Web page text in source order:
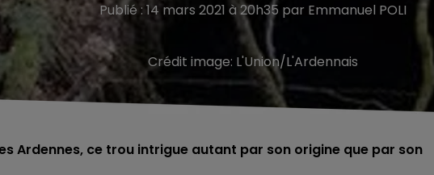
Publié : 14 mars 2021 à 20h35 par Emmanuel POLI
Crédit image: L'Union/L'Ardennais
Ardennes, ce trou intrigue autant par son origine que par son